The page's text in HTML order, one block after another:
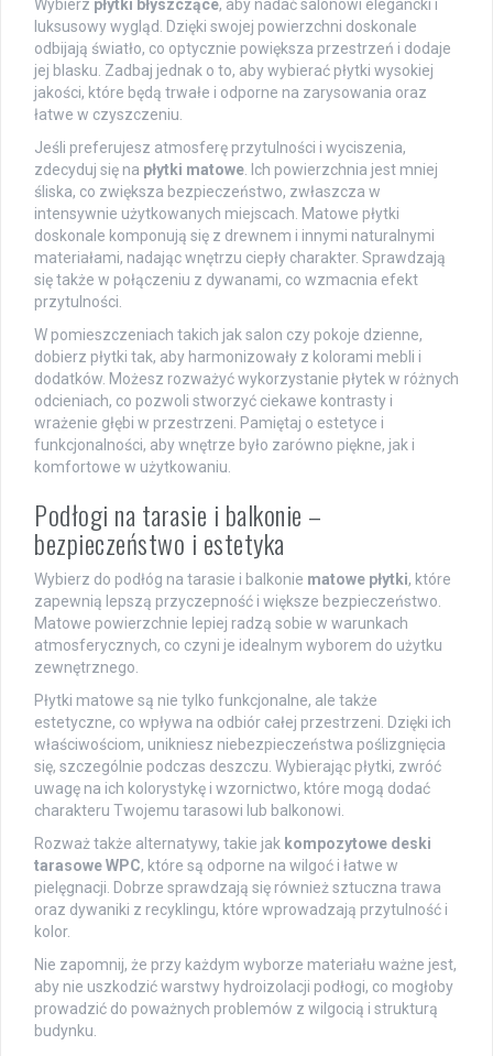
Wybierz płytki błyszczące, aby nadać salonowi elegancki i
luksusowy wygląd. Dzięki swojej powierzchni doskonale
odbijają światło, co optycznie powiększa przestrzeń i dodaje
jej blasku. Zadbaj jednak o to, aby wybierać płytki wysokiej
jakości, które będą trwałe i odporne na zarysowania oraz
łatwe w czyszczeniu.
Jeśli preferujesz atmosferę przytulności i wyciszenia,
zdecyduj się na płytki matowe. Ich powierzchnia jest mniej
śliska, co zwiększa bezpieczeństwo, zwłaszcza w
intensywnie użytkowanych miejscach. Matowe płytki
doskonale komponują się z drewnem i innymi naturalnymi
materiałami, nadając wnętrzu ciepły charakter. Sprawdzają
się także w połączeniu z dywanami, co wzmacnia efekt
przytulności.
W pomieszczeniach takich jak salon czy pokoje dzienne,
dobierz płytki tak, aby harmonizowały z kolorami mebli i
dodatków. Możesz rozważyć wykorzystanie płytek w różnych
odcieniach, co pozwoli stworzyć ciekawe kontrasty i
wrażenie głębi w przestrzeni. Pamiętaj o estetyce i
funkcjonalności, aby wnętrze było zarówno piękne, jak i
komfortowe w użytkowaniu.
Podłogi na tarasie i balkonie –
bezpieczeństwo i estetyka
Wybierz do podłóg na tarasie i balkonie matowe płytki, które
zapewnią lepszą przyczepność i większe bezpieczeństwo.
Matowe powierzchnie lepiej radzą sobie w warunkach
atmosferycznych, co czyni je idealnym wyborem do użytku
zewnętrznego.
Płytki matowe są nie tylko funkcjonalne, ale także
estetyczne, co wpływa na odbiór całej przestrzeni. Dzięki ich
właściwościom, unikniesz niebezpieczeństwa poślizgnięcia
się, szczególnie podczas deszczu. Wybierając płytki, zwróć
uwagę na ich kolorystykę i wzornictwo, które mogą dodać
charakteru Twojemu tarasowi lub balkonowi.
Rozważ także alternatywy, takie jak kompozytowe deski
tarasowe WPC, które są odporne na wilgoć i łatwe w
pielęgnacji. Dobrze sprawdzają się również sztuczna trawa
oraz dywaniki z recyklingu, które wprowadzają przytulność i
kolor.
Nie zapomnij, że przy każdym wyborze materiału ważne jest,
aby nie uszkodzić warstwy hydroizolacji podłogi, co mogłoby
prowadzić do poważnych problemów z wilgocią i strukturą
budynku.